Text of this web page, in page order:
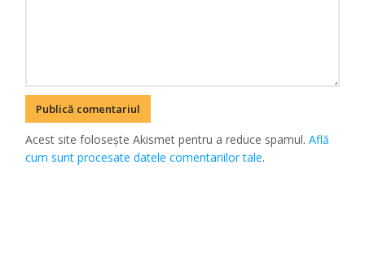
Acest site folosește Akismet pentru a reduce spamul.Află
cum sunt procesate datele comentariilor tale.